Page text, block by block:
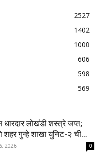
2527
1402
1000
606
598
569
धारदार लोखंडी शस्त्रे जप्त;
शहर गुन्हे शाखा युनिट-२ ची...
2026 0